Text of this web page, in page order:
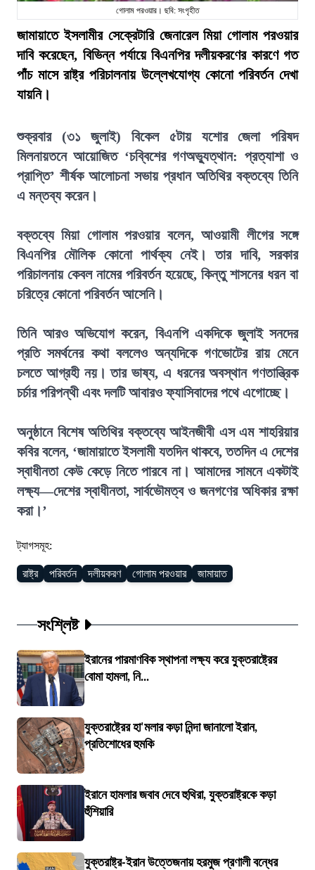
গোলাম পরওয়ার। ছবি: সংগৃহীত
জামায়াতে ইসলামীর সেক্রেটারি জেনারেল মিয়া গোলাম পরওয়ার
দাবি করেছেন, বিভিন্ন পর্যায়ে বিএনপির দলীয়করণের কারণে গত
পাঁচ মাসে রাষ্ট্র পরিচালনায় উল্লেখযোগ্য কোনো পরিবর্তন দেখা
যায়নি।
শুক্রবার (৩১ জুলাই) বিকেল ৫টায় যশোর জেলা পরিষদ
মিলনায়তনে আয়োজিত ‘চব্বিশের গণঅভ্যুত্থান: প্রত্যাশা ও
প্রাপ্তি’ শীর্ষক আলোচনা সভায় প্রধান অতিথির বক্তব্যে তিনি
এ মন্তব্য করেন।
বক্তব্যে মিয়া গোলাম পরওয়ার বলেন, আওয়ামী লীগের সঙ্গে
বিএনপির মৌলিক কোনো পার্থক্য নেই। তার দাবি, সরকার
পরিচালনায় কেবল নামের পরিবর্তন হয়েছে, কিন্তু শাসনের ধরন বা
চরিত্রে কোনো পরিবর্তন আসেনি।
তিনি আরও অভিযোগ করেন, বিএনপি একদিকে জুলাই সনদের
প্রতি সমর্থনের কথা বললেও অন্যদিকে গণভোটের রায় মেনে
চলতে আগ্রহী নয়। তার ভাষ্য, এ ধরনের অবস্থান গণতান্ত্রিক
চর্চার পরিপন্থী এবং দলটি আবারও ফ্যাসিবাদের পথে এগোচ্ছে।
অনুষ্ঠানে বিশেষ অতিথির বক্তব্যে আইনজীবী এস এম শাহরিয়ার
কবির বলেন, ‘জামায়াতে ইসলামী যতদিন থাকবে, ততদিন এ দেশের
স্বাধীনতা কেউ কেড়ে নিতে পারবে না। আমাদের সামনে একটাই
লক্ষ্য—দেশের স্বাধীনতা, সার্বভৌমত্ব ও জনগণের অধিকার রক্ষা
করা।’
ট্যাগসমূহ:
রাষ্ট্র পরিবর্তন দলীয়করণ গোলাম পরওয়ার জামায়াত
সংশ্লিষ্ট
ইরানের পারমাণবিক স্থাপনা লক্ষ্য করে যুক্তরাষ্ট্রের
বোমা হামলা, নি...
যুক্তরাষ্ট্রের হা'মলার কড়া নিন্দা জানালো ইরান,
প্রতিশোধের হুমকি
ইরানে হামলার জবাব দেবে হুথিরা, যুক্তরাষ্ট্রকে কড়া
হুঁশিয়ারি
যুক্তরাষ্ট্র-ইরান উত্তেজনায় হরমুজ প্রণালী বন্ধের